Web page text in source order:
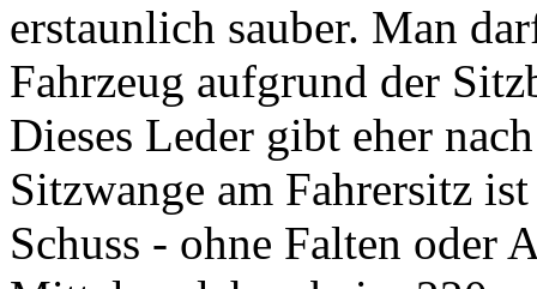
erstaunlich sauber. Man
Fahrzeug aufgrund der
Dieses Leder gibt eher
Sitzwange am Fahrersitz
Schuss - ohne Falten oder